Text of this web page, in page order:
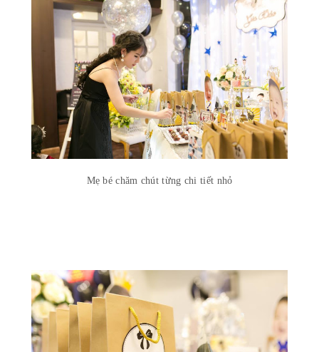
Mẹ bé chăm chút từng chi tiết nhỏ